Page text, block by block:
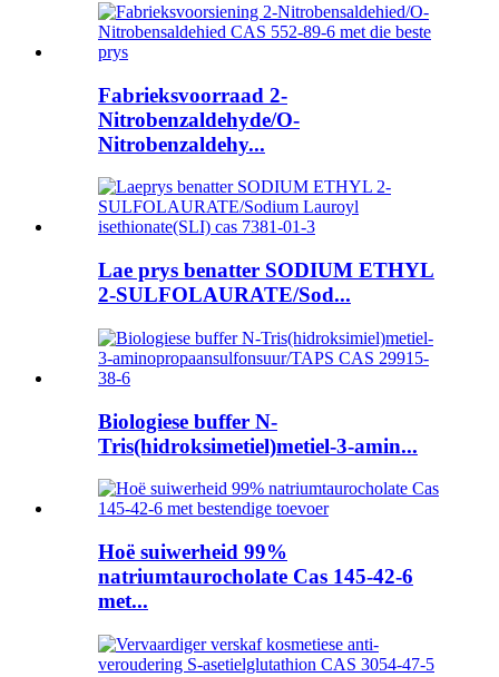
Fabrieksvoorraad 2-
Nitrobenzaldehyde/O-
Nitrobenzaldehy...
Lae prys benatter SODIUM ETHYL
2-SULFOLAURATE/Sod...
Biologiese buffer N-
Tris(hidroksimetiel)metiel-3-amin...
Hoë suiwerheid 99%
natriumtaurocholate Cas 145-42-6
met...